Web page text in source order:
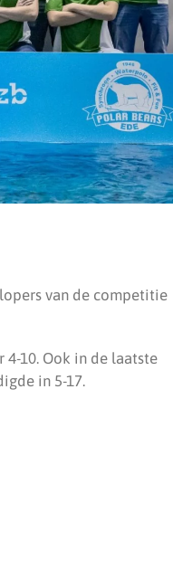
van de competitie
10. Ook in de laatste
in 5-17.